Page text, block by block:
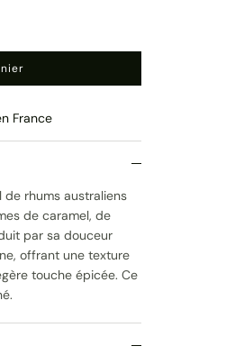
France
de rhums australiens
de caramel, de
par sa douceur
offrant une texture
touche épicée. Ce